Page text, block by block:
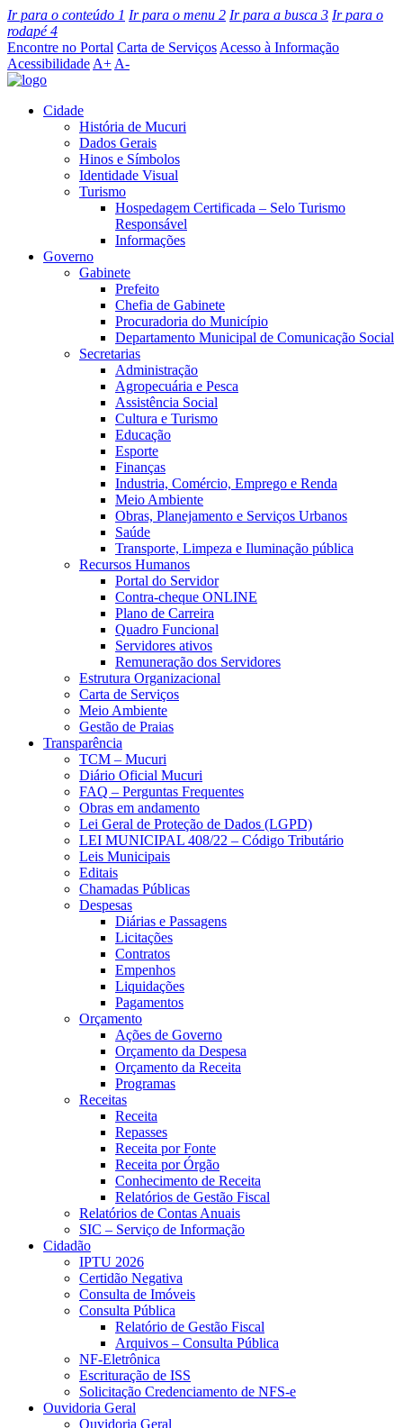
Ir para o conteúdo 1 Ir para o menu 2 Ir para a busca 3 Ir para o
rodapé4
Encontre no Portal Carta de Serviços Acesso à Informação
Acessibilidade A+ A-
Cidade
História de Mucuri
Dados Gerais
Hinos e Símbolos
Identidade Visual
Turismo
Hospedagem Certificada – Selo Turismo
Responsável
Informações
Governo
Gabinete
Prefeito
Chefia de Gabinete
Procuradoria do Município
Departamento Municipal de Comunicação Social
Secretarias
Administração
Agropecuária e Pesca
Assistência Social
Cultura e Turismo
Educação
Esporte
Finanças
Industria, Comércio, Emprego e Renda
Meio Ambiente
Obras, Planejamento e Serviços Urbanos
Saúde
Transporte, Limpeza e Iluminação pública
Recursos Humanos
Portal do Servidor
Contra-cheque ONLINE
Plano de Carreira
Quadro Funcional
Servidores ativos
Remuneração dos Servidores
Estrutura Organizacional
Carta de Serviços
Meio Ambiente
Gestão de Praias
Transparência
TCM – Mucuri
Diário Oficial Mucuri
FAQ – Perguntas Frequentes
Obras em andamento
Lei Geral de Proteção de Dados (LGPD)
LEI MUNICIPAL 408/22 – Código Tributário
Leis Municipais
Editais
Chamadas Públicas
Despesas
Diárias e Passagens
Licitações
Contratos
Empenhos
Liquidações
Pagamentos
Orçamento
Ações de Governo
Orçamento da Despesa
Orçamento da Receita
Programas
Receitas
Receita
Repasses
Receita por Fonte
Receita por Órgão
Conhecimento de Receita
Relatórios de Gestão Fiscal
Relatórios de Contas Anuais
SIC – Serviço de Informação
Cidadão
IPTU 2026
Certidão Negativa
Consulta de Imóveis
Consulta Pública
Relatório de Gestão Fiscal
Arquivos – Consulta Pública
NF-Eletrônica
Escrituração de ISS
Solicitação Credenciamento de NFS-e
Ouvidoria Geral
Ouvidoria Geral